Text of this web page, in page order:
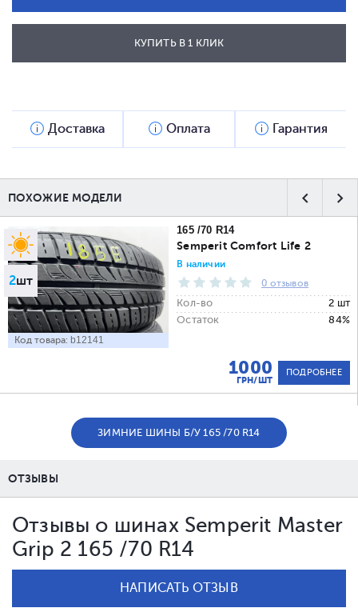
ОТПРАВИТЬ
КУПИТЬ В 1 КЛИК
Доставка Оплата Гарантия
ПОХОЖИЕ МОДЕЛИ
2шт
Код товара: b12141
165 /70 R14
Semperit Comfort Life 2
В наличии
0 отзывов
Кол-во
2 шт
Остаток
84%
1000
ГРН/ШТ
ПОДРОБНЕЕ
ЗИМНИЕ ШИНЫ Б/У 165 /70 R14
ОТЗЫВЫ
Отзывы о шинах Semperit Master
Grip 2 165 /70 R14
НАПИСАТЬ ОТЗЫВ